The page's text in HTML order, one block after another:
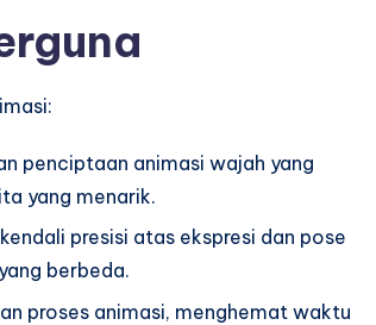
penciptaan animasi wajah yang
yang menarik.
presisi atas ekspresi dan pose
berbeda.
proses animasi, menghemat waktu